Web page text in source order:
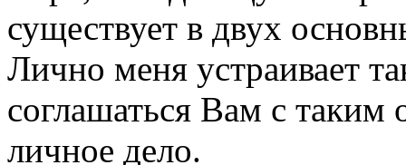
существует в двух
Лично меня устраивает
соглашаться Вам с таким
личное дело.